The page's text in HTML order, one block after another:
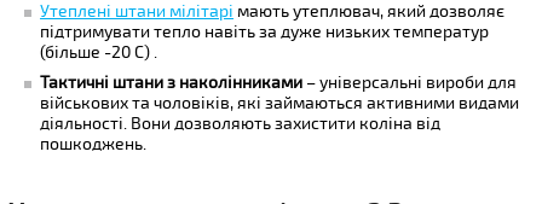
Утеплені штани мілітарі мають утеплювач, який дозволяє
підтримувати тепло навіть за дуже низьких температур
(більше -20 С) .
Тактичні штани з наколінниками – універсальні вироби для
військових та чоловіків, які займаються активними видами
діяльності. Вони дозволяють захистити коліна від
пошкоджень.